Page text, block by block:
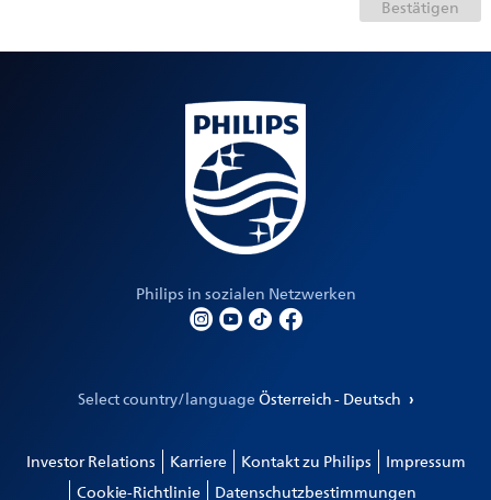
Philips in sozialen Netzwerken
Select country/languageÖsterreich - Deutsch
Investor Relations Karriere Kontakt zu Philips Impressum
Cookie-Richtlinie Datenschutzbestimmungen